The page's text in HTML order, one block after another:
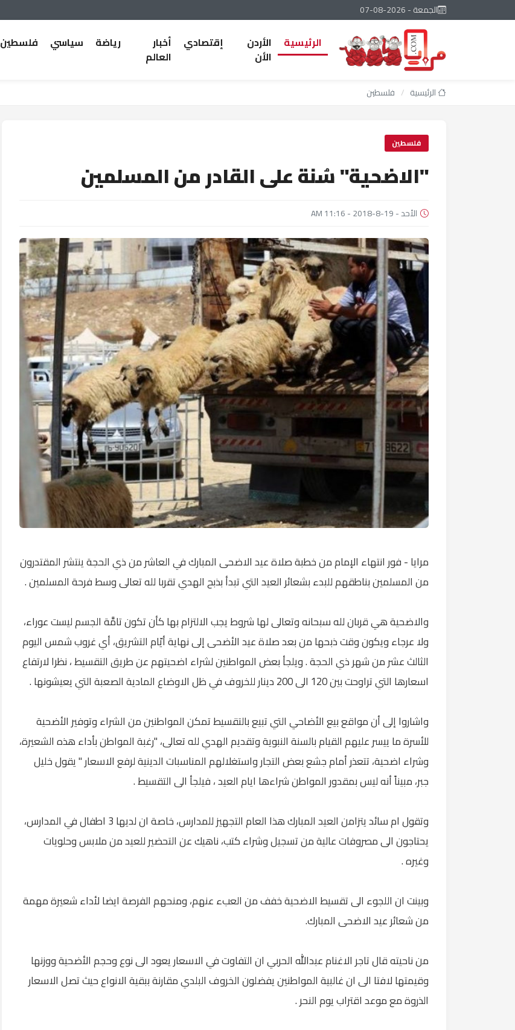
الجمعة - 2026-08-07
الرئيسية
الأردن
الأن
إقتصادي
أخبار
العالم
رياضة سياسي فلسطين
الرئيسية / فلسطين
فلسطين
"الاضحية" سُنة على القادر من المسلمين
الأحد - 19-8-2018 - 11:16 AM
مرايا - فور انتهاء الإمام من خطبة صلاة عيد الاضحى المبارك في العاشر من ذي الحجة ينتشر المقتدرون
من المسلمين بناطقهم للبدء بشعائر العيد التي تبدأ بذبح الهدي تقربا لله تعالى وسط فرحة المسلمين .
والاضحية هي قربان لله سبحانه وتعالى لها شروط يجب الالتزام بها كأن تكون تامَّة الجسم ليست عوراء،
ولا عرجاء ويكون وقت ذبحها من بعد صلاة عيد الأضحى إلى نهاية أيّام التشريق، أي غروب شمس اليوم
الثالث عشر من شهر ذي الحجة . ويلجأ بعض المواطنين لشراء اضحيتهم عن طريق التقسيط ، نظرا لارتفاع
اسعارها التي تراوحت بين 120 الى 200 دينار للخروف في ظل الاوضاع المادية الصعبة التي يعيشونها .
واشاروا إلى أن مواقع بيع الأضاحي التي تبيع بالتقسيط تمكن المواطنين من الشراء وتوفير الأضحية
للأسرة ما ييسر عليهم القيام بالسنة النبوية وتقديم الهدي لله تعالى، "رغبة المواطن بأداء هذه الشعيرة،
وشراء اضحية، تتعذر أمام جشع بعض التجار واستغلالهم المناسبات الدينية لرفع الاسعار " يقول خليل
جبر، مبيناً أنه ليس بمقدور المواطن شراءها ايام العيد ، فيلجأ الى التقسيط .
وتقول ام سائد يتزامن العيد المبارك هذا العام التجهيز للمدارس، خاصة ان لديها 3 اطفال في المدارس،
يحتاجون الى مصروفات عالية من تسجيل وشراء كتب، ناهيك عن التحضير للعيد من ملابس وحلويات
وغيره .
وبينت ان اللجوء الى تقسيط الاضحية خفف من العبء عنهم، ومنحهم الفرصة ايضا لأداء شعيرة مهمة
من شعائر عيد الاضحى المبارك.
من ناحيته قال تاجر الاغنام عبدالله الحربي ان التفاوت في الاسعار يعود الى نوع وحجم الأضحية ووزنها
وقيمتها لافتا الى ان غالبية المواطنين يفضلون الخروف البلدي مقارنة ببقية الانواع حيث تصل الاسعار
الذروة مع موعد اقتراب يوم النحر .